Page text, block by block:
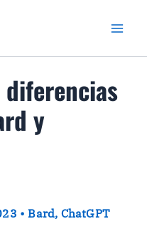
diferencias
y
•Bard, ChatGPT